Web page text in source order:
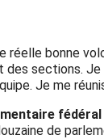
bonne
des sections.
Je me
de